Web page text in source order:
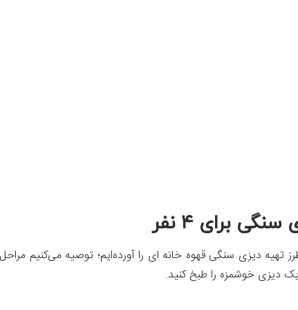
برای ۴ نفر
تهیه دیزی سنگی قهوه خانه ای را آورده‌ایم؛ توصیه می‌کنیم
دیزی خوشمزه را طبخ کنید.